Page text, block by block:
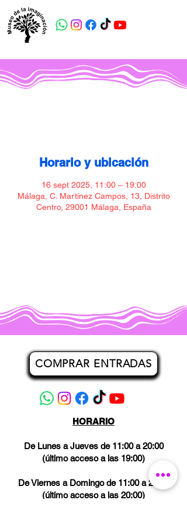
Horario y ubicación
16 sept 2025, 11:00 – 19:00
Málaga, C. Martínez Campos, 13, Distrito
Centro, 29001 Málaga, España
COMPRAR ENTRADAS
HORARIO
De Lunes a Jueves de 11:00 a 20:00
(último acceso a las 19:00)
De Viernes a Domingo de 11:00 a 21:00
(último acceso a las 20:00)